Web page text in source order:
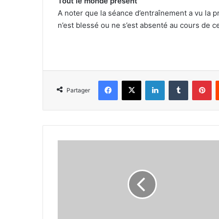
A noter que la séance d’entraînement a vu la
n’est blessé ou ne s’est absenté au cours de
Partager
Facebook
X LinkedinTumblr